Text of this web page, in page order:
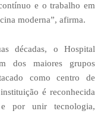
e o trabalho em
moderna”, afirma.
décadas, o Hospital
dos maiores grupos
como centro de
é reconhecida
por unir tecnologia,